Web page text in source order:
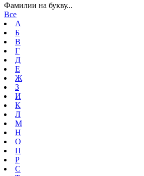
Фамилии на букву...
Все
А
Б
В
Г
Д
Е
Ж
З
И
К
Л
М
Н
О
П
Р
С